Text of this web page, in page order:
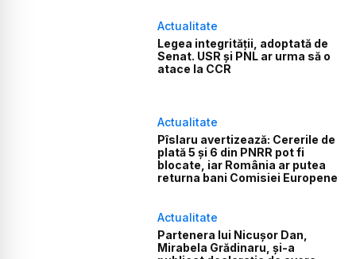
Actualitate
Legea integrității, adoptată de
Senat. USR și PNL ar urma să o
atace la CCR
Actualitate
Pîslaru avertizează: Cererile de
plată 5 și 6 din PNRR pot fi
blocate, iar România ar putea
returna bani Comisiei Europene
Actualitate
Partenera lui Nicușor Dan,
Mirabela Grădinaru, și-a